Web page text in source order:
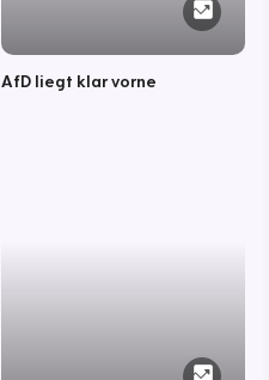
AfD liegt klar vorne